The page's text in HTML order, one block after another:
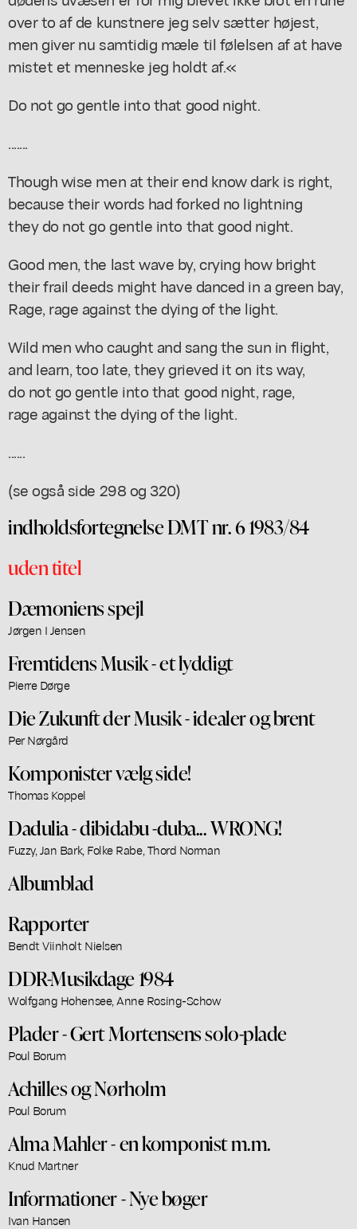
over to af de kunstnere jeg selv sætter højest,
men giver nu samtidig mæle til følelsen af at have
mistet et menneske jeg holdt af.«
Do not go gentle into that good night.
.......
Though wise men at their end know dark is right,
because their words had forked no lightning
they do not go gentle into that good night.
Good men, the last wave by, crying how bright
their frail deeds might have danced in a green bay,
Rage, rage against the dying of the light.
Wild men who caught and sang the sun in flight,
and learn, too late, they grieved it on its way,
do not go gentle into that good night, rage,
rage against the dying of the light.
......
(se også side 298 og 320)
indholdsfortegnelse DMT nr. 6 1983/84
uden titel
Dæmoniens spejl
Jørgen I Jensen
Fremtidens Musik - et lyddigt
Pierre Dørge
Die Zukunft der Musik - idealer og brent
Per Nørgård
Komponister vælg side!
Thomas Koppel
Dadulia - dibidabu -duba... WRONG!
Fuzzy, Jan Bark, Folke Rabe, Thord Norman
Albumblad
Rapporter
Bendt Viinholt Nielsen
DDR-Musikdage 1984
Wolfgang Hohensee, Anne Rosing-Schow
Plader - Gert Mortensens solo-plade
Poul Borum
Achilles og Nørholm
Poul Borum
Alma Mahler - en komponist m.m.
Knud Martner
Informationer - Nye bøger
Ivan Hansen